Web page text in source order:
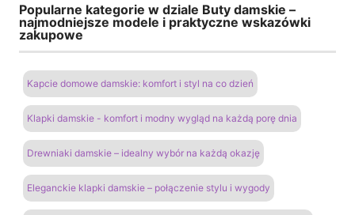
Popularne kategorie w dziale Buty damskie –
najmodniejsze modele i praktyczne wskazówki
zakupowe
Kapcie domowe damskie: komfort i styl na co dzień
Klapki damskie - komfort i modny wygląd na każdą porę dnia
Drewniaki damskie – idealny wybór na każdą okazję
Eleganckie klapki damskie – połączenie stylu i wygody